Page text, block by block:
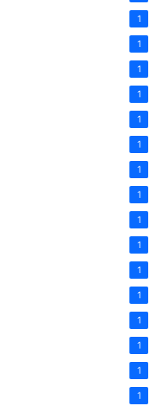
1
1
1
1
1
1
1
1
1
1
1
1
1
1
1
1